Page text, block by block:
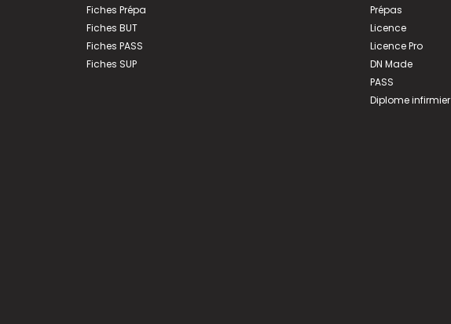
Fiches Prépa
Fiches BUT
Fiches PASS
Fiches SUP
Prépas
Licence
Licence Pro
DN Made
PASS
Diplome infirmier